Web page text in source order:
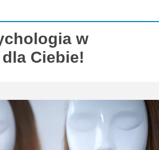
w
Ciebie!